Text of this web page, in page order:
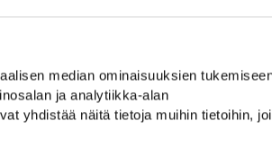
median ominaisuuksien
ja analytiikka-alan
yhdistää näitä tietoja muihin tietoihin,
Rauha-Ukonniemen
nyt monenlaista majoitus- ja
Tavoitteena on, että alue
toimitusjohtaja Maisa